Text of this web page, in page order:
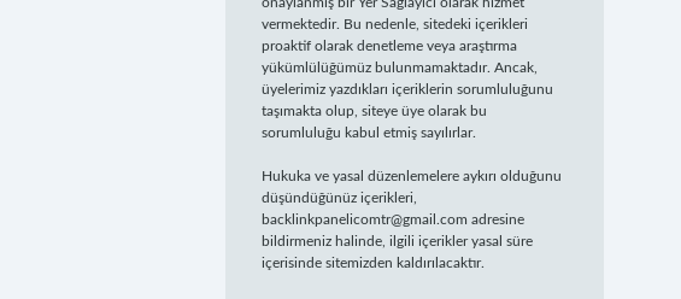
vermektedir. Bu nedenle, sitedeki içerikleri
proaktif olarak denetleme veya araştırma
yükümlülüğümüz bulunmamaktadır. Ancak,
üyelerimiz yazdıkları içeriklerin sorumluluğunu
taşımakta olup, siteye üye olarak bu
sorumluluğu kabul etmiş sayılırlar.
Hukuka ve yasal düzenlemelere aykırı olduğunu
düşündüğünüz içerikleri,
backlinkpanelicomtr@gmail.com adresine
bildirmeniz halinde, ilgili içerikler yasal süre
içerisinde sitemizden kaldırılacaktır.